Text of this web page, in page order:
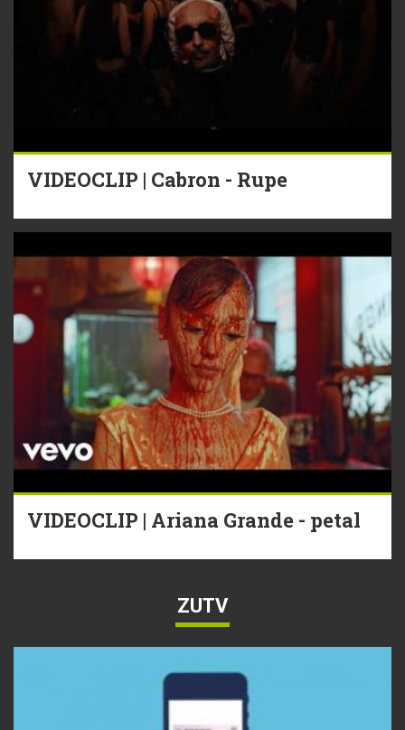
VIDEOCLIP | Cabron - Rupe
VIDEOCLIP | Ariana Grande - petal
ZUTV